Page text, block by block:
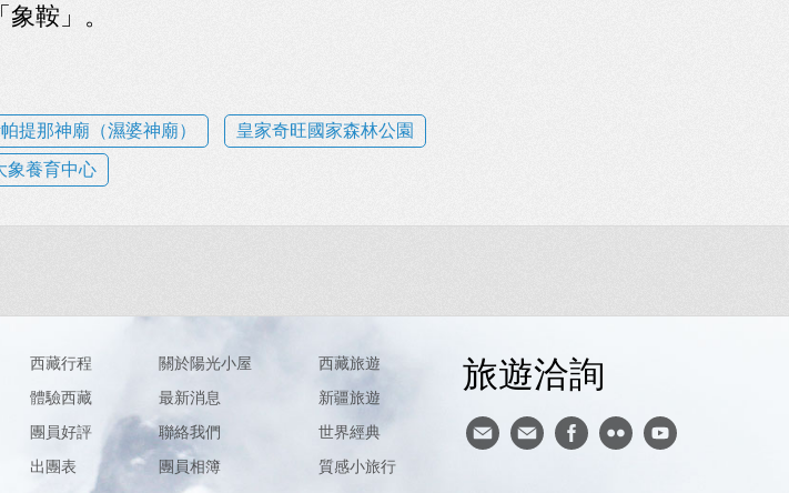
鞍」。
提那神廟（濕婆神廟） 皇家奇旺國家森林公園
象養育中心
西藏行程
體驗西藏
團員好評
出團表
關於陽光小屋
最新消息
聯絡我們
團員相簿
西藏旅遊
新疆旅遊
世界經典
質感小旅行
旅遊洽詢